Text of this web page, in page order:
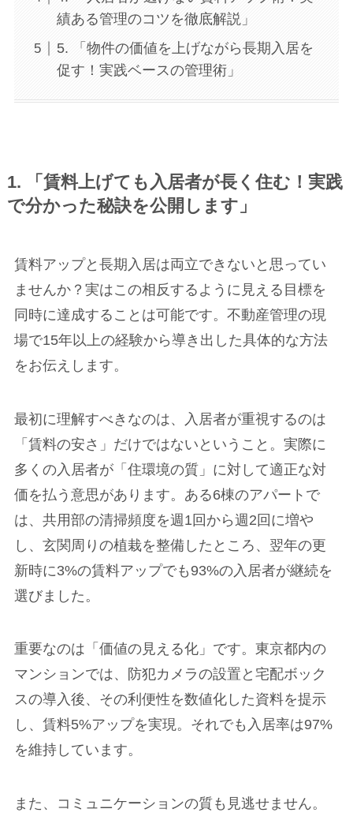
績ある管理のコツを徹底解説」
5. 「物件の価値を上げながら長期入居を
促す！実践ベースの管理術」
1. 「賃料上げても入居者が長く住む！実践
で分かった秘訣を公開します」
賃料アップと長期入居は両立できないと思ってい
ませんか？実はこの相反するように見える目標を
同時に達成することは可能です。不動産管理の現
場で15年以上の経験から導き出した具体的な方法
をお伝えします。
最初に理解すべきなのは、入居者が重視するのは
「賃料の安さ」だけではないということ。実際に
多くの入居者が「住環境の質」に対して適正な対
価を払う意思があります。ある6棟のアパートで
は、共用部の清掃頻度を週1回から週2回に増や
し、玄関周りの植栽を整備したところ、翌年の更
新時に3%の賃料アップでも93%の入居者が継続を
選びました。
重要なのは「価値の見える化」です。東京都内の
マンションでは、防犯カメラの設置と宅配ボック
スの導入後、その利便性を数値化した資料を提示
し、賃料5%アップを実現。それでも入居率は97%
を維持しています。
また、コミュニケーションの質も見逃せません。